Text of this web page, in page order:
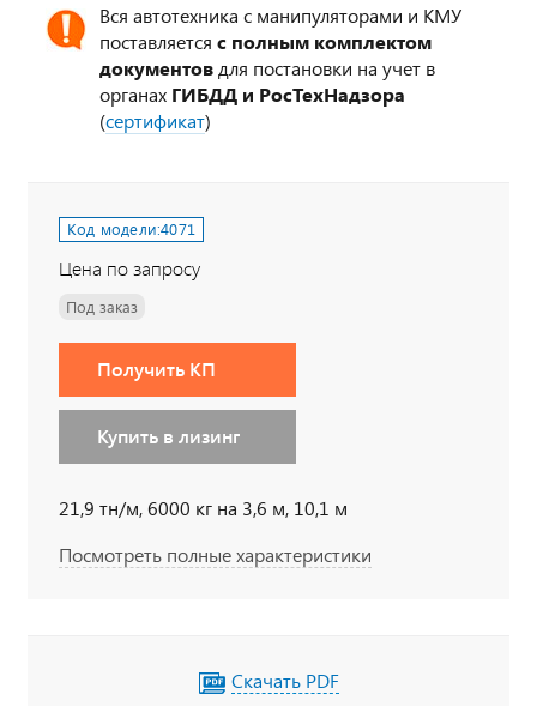
Вся автотехника с манипуляторами и КМУ
поставляется с полным комплектом
документов для постановки на учет в
органах ГИБДД и РосТехНадзора
(сертификат)
Код модели:4071
Цена по запросу
Под заказ
Получить КП
Купить в лизинг
21,9 тн/м, 6000 кг на 3,6 м, 10,1 м
Посмотреть полные характеристики
Скачать PDF